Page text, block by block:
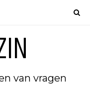
van vragen